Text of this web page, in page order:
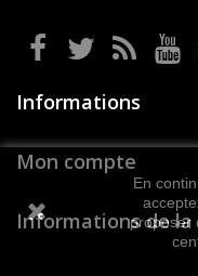
Informations
Mon compte
Informations de
En
proposer